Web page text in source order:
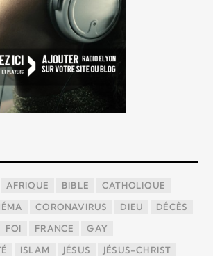
AFRIQUE BIBLE CATHOLIQUE
CORONAVIRUS DIEU DÉCÈS
FOI FRANCE GAY
ISLAM JÉSUS JÉSUS-CHRIST